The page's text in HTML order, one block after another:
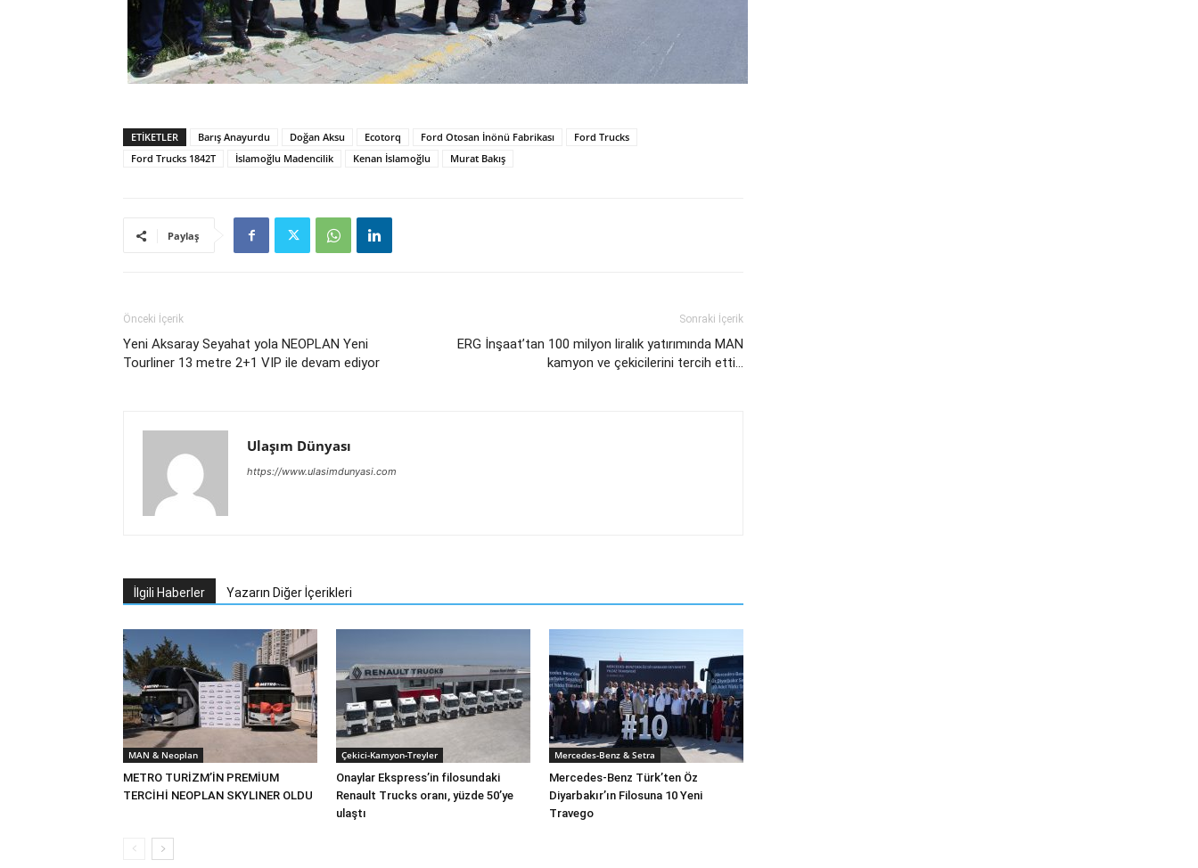
ETIKETLER Barış Anayurdu Doğan Aksu Ecotorq Ford Otosan İnönü Fabrikası
Ford Trucks
Ford Trucks 1842T
İslamoğlu Madencilik Kenan İslamoğlu Murat Bakış
Paylaş
Önceki İçerik
Yeni Aksaray Seyahat yola NEOPLAN Yeni
Tourliner 13 metre 2+1 VIP ile devam ediyor
Sonraki İçerik
ERG İnşaat’tan 100 milyon liralık yatırımında MAN
kamyon ve çekicilerini tercih etti…
Ulaşım Dünyası
https://www.ulasimdunyasi.com
İlgili Haberler Yazarın Diğer İçerikleri
MAN & Neoplan
METRO TURİZM’İN PREMİUM
TERCİHİ NEOPLAN SKYLINER OLDU
Çekici-Kamyon-Treyler
Onaylar Ekspress’in filosundaki
Renault Trucks oranı, yüzde 50’ye
ulaştı
Mercedes-Benz & Setra
Mercedes-Benz Türk’ten Öz
Diyarbakır’ın Filosuna 10 Yeni
Travego